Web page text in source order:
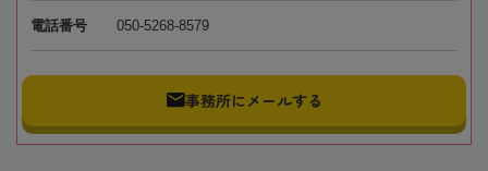
電話番号 050-5268-8579
事務所にメールする